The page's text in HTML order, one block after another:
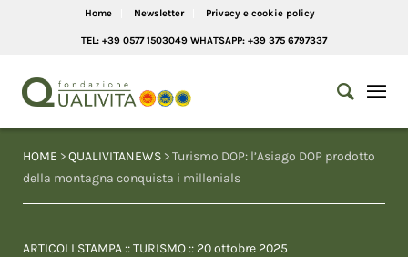
Home Newsletter Privacy e cookie policy
TEL: +39 0577 1503049 WHATSAPP: +39 375 6797337
HOME >QUALIVITANEWS > Turismo DOP: l’Asiago DOP prodotto
della montagna conquista i millenials
ARTICOLI STAMPA ::TURISMO :: 20 ottobre 2025